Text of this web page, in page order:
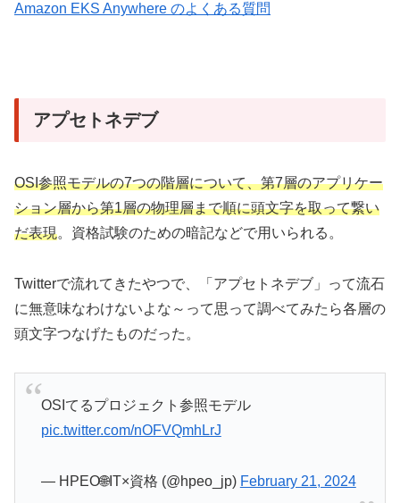
Amazon EKS Anywhere のよくある質問
アプセトネデブ
OSI参照モデルの7つの階層について、第7層のアプリケー
ション層から第1層の物理層まで順に頭文字を取って繋い
だ表現。資格試験のための暗記などで用いられる。
Twitterで流れてきたやつで、「アプセトネデブ」って流石
に無意味なわけないよな～って思って調べてみたら各層の
頭文字つなげたものだった。
OSIてるプロジェクト参照モデル
pic.twitter.com/nOFVQmhLrJ
— HPEO🌐IT×資格 (@hpeo_jp) February 21, 2024